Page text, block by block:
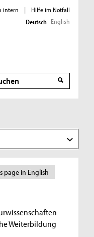
intern |
Hilfe im Notfall
Deutsch English
page in English
Weiterbildung